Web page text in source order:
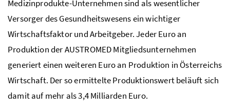
Medizinprodukte-Unternehmen sind als wesentlicher
Versorger des Gesundheitswesens ein wichtiger
Wirtschaftsfaktor und Arbeitgeber. Jeder Euro an
Produktion der AUSTROMED Mitgliedsunternehmen
generiert einen weiteren Euro an Produktion in Österreichs
Wirtschaft. Der so ermittelte Produktionswert beläuft sich
damit auf mehr als 3,4 Milliarden Euro.